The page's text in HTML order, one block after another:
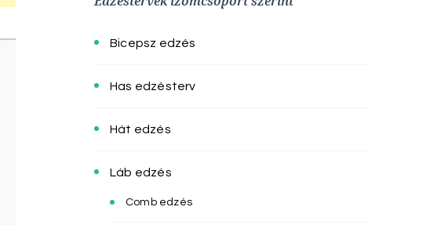
Bicepsz edzés
Has edzésterv
Hát edzés
Láb edzés
Comb edzés